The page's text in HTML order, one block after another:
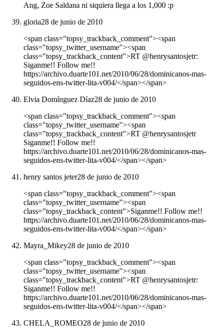
Ang, Zoe Saldana ni siquiera llega a los 1,000 :p
gloria28 de junio de 2010
<span class="topsy_trackback_comment"><span
class="topsy_twitter_username"><span
class="topsy_trackback_content">RT @henrysantosjetr:
Siganme!! Follow me!!
https://archivo.duarte101.net/2010/06/28/dominicanos-mas-
seguidos-ens-twitter-lita-v004/</span></span>
Elvia Domínguez Díaz28 de junio de 2010
<span class="topsy_trackback_comment"><span
class="topsy_twitter_username"><span
class="topsy_trackback_content">RT @henrysantosjetr
Siganme!! Follow me!!
https://archivo.duarte101.net/2010/06/28/dominicanos-mas-
seguidos-ens-twitter-lita-v004/</span></span>
henry santos jeter28 de junio de 2010
<span class="topsy_trackback_comment"><span
class="topsy_twitter_username"><span
class="topsy_trackback_content">Siganme!! Follow me!!
https://archivo.duarte101.net/2010/06/28/dominicanos-mas-
seguidos-ens-twitter-lita-v004/</span></span>
Mayra_Mikey28 de junio de 2010
<span class="topsy_trackback_comment"><span
class="topsy_twitter_username"><span
class="topsy_trackback_content">RT @henrysantosjetr:
Siganme!! Follow me!!
https://archivo.duarte101.net/2010/06/28/dominicanos-mas-
seguidos-ens-twitter-lita-v004/</span></span>
CHELA_ROMEO28 de junio de 2010